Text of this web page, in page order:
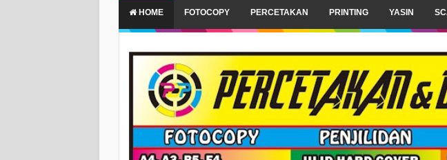
HOME FOTOCOPY PERCETAKAN PRINTING YASIN